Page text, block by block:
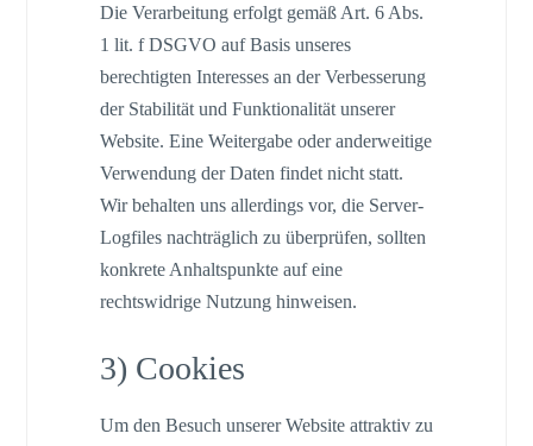
Die Verarbeitung erfolgt gemäß Art. 6 Abs.
1 lit. f DSGVO auf Basis unseres
berechtigten Interesses an der Verbesserung
der Stabilität und Funktionalität unserer
Website. Eine Weitergabe oder anderweitige
Verwendung der Daten findet nicht statt.
Wir behalten uns allerdings vor, die Server-
Logfiles nachträglich zu überprüfen, sollten
konkrete Anhaltspunkte auf eine
rechtswidrige Nutzung hinweisen.
3) Cookies
Um den Besuch unserer Website attraktiv zu